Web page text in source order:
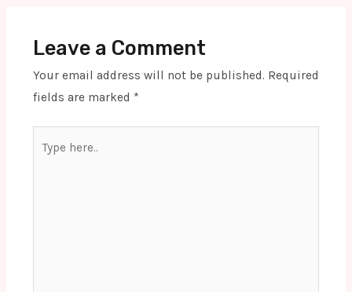
Leave a Comment
Your email address will not be published. Required
fields are marked *
here..